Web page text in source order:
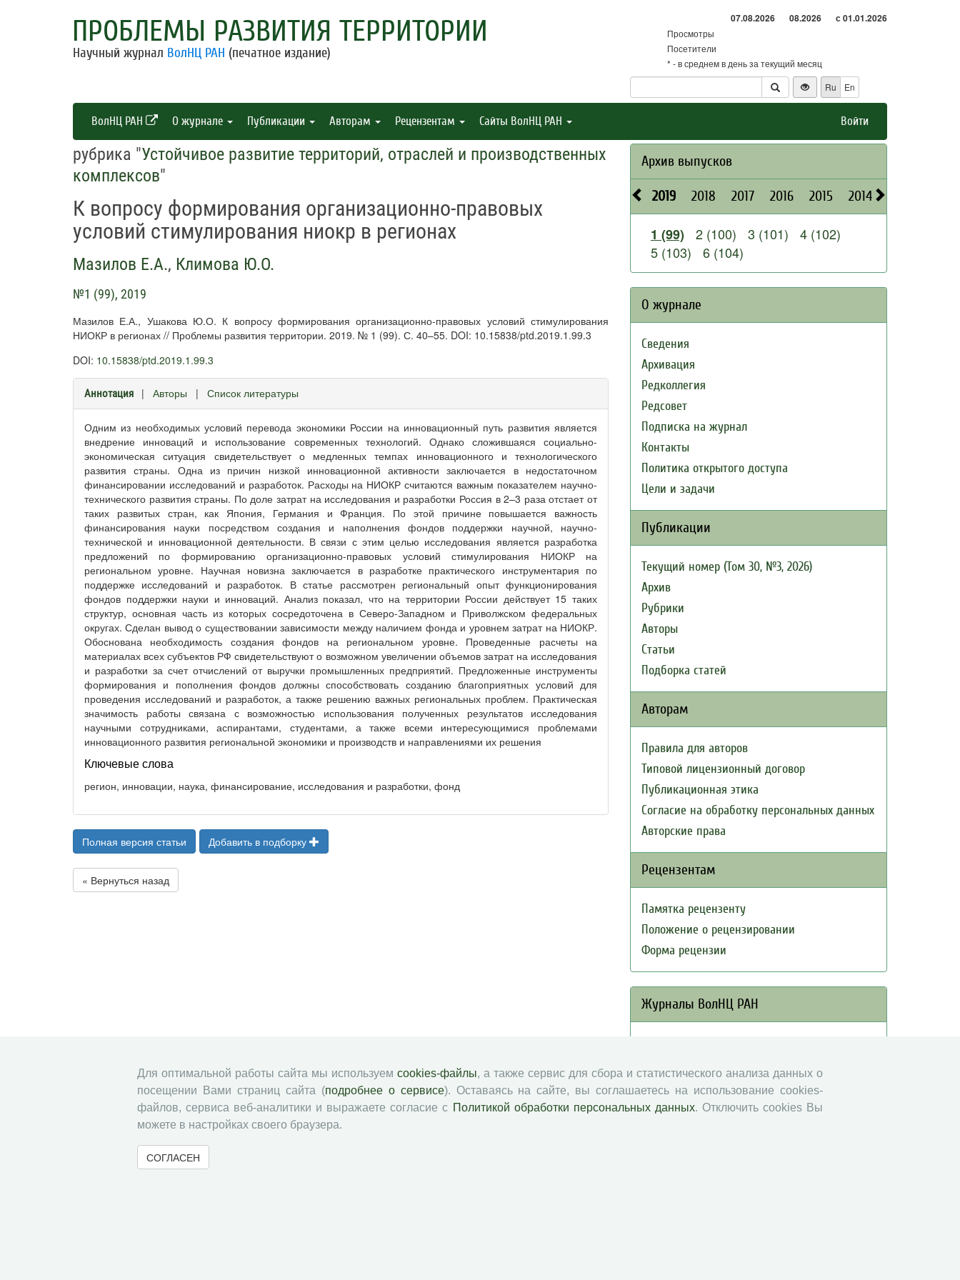
ПРОБЛЕМЫ РАЗВИТИЯ ТЕРРИТОРИИ
Научный журнал ВолНЦ РАН (печатное издание)
07.08.2026 08.2026 с 01.01.2026
Просмотры
Посетители
* - в среднем в день за текущий месяц
Ru
En
ВолНЦ РАН О журнале Публикации Авторам Рецензентам Сайты ВолНЦ РАН Войти
рубрика "Устойчивое развитие территорий, отраслей и производственных
комплексов"
К вопросу формирования организационно-правовых
условий стимулирования ниокр в регионах
Мазилов Е.А., Климова Ю.О.
№1 (99), 2019
Мазилов Е.А., Ушакова Ю.О. К вопросу формирования организационно-правовых условий стимулирования
НИОКР в регионах // Проблемы развития территории. 2019. № 1 (99). С. 40–55. DOI: 10.15838/ptd.2019.1.99.3
DOI: 10.15838/ptd.2019.1.99.3
Аннотация | Авторы | Список литературы
Одним из необходимых условий перевода экономики России на инновационный путь развития является
внедрение инноваций и использование современных технологий. Однако сложившаяся социально-
экономическая ситуация свидетельствует о медленных темпах инновационного и технологического
развития страны. Одна из причин низкой инновационной активности заключается в недостаточном
финансировании исследований и разработок. Расходы на НИОКР считаются важным показателем научно-
технического развития страны. По доле затрат на исследования и разработки Россия в 2–3 раза отстает от
таких развитых стран, как Япония, Германия и Франция. По этой причине повышается важность
финансирования науки посредством создания и наполнения фондов поддержки научной, научно-
технической и инновационной деятельности. В связи с этим целью исследования является разработка
предложений по формированию организационно-правовых условий стимулирования НИОКР на
региональном уровне. Научная новизна заключается в разработке практического инструментария по
поддержке исследований и разработок. В статье рассмотрен региональный опыт функционирования
фондов поддержки науки и инноваций. Анализ показал, что на территории России действует 15 таких
структур, основная часть из которых сосредоточена в Северо-Западном и Приволжском федеральных
округах. Сделан вывод о существовании зависимости между наличием фонда и уровнем затрат на НИОКР.
Обоснована необходимость создания фондов на региональном уровне. Проведенные расчеты на
материалах всех субъектов РФ свидетельствуют о возможном увеличении объемов затрат на исследования
и разработки за счет отчислений от выручки промышленных предприятий. Предложенные инструменты
формирования и пополнения фондов должны способствовать созданию благоприятных условий для
проведения исследований и разработок, а также решению важных региональных проблем. Практическая
значимость работы связана с возможностью использования полученных результатов исследования
научными сотрудниками, аспирантами, студентами, а также всеми интересующимися проблемами
инновационного развития региональной экономики и производств и направлениями их решения
Ключевые слова
регион, инновации, наука, финансирование, исследования и разработки, фонд
Полная версия статьи Добавить в подборку
« Вернуться назад
Архив выпусков
2019 2018 2017 2016 2015 2014
1 (99) 2 (100) 3 (101)
4 (102)
5 (103)
6 (104)
О журнале
Сведения
Архивация
Редколлегия
Редсовет
Подписка на журнал
Контакты
Политика открытого доступа
Цели и задачи
Публикации
Текущий номер (Том 30, №3, 2026)
Архив
Рубрики
Авторы
Статьи
Подборка статей
Авторам
Правила для авторов
Типовой лицензионный договор
Публикационная этика
Согласие на обработку персональных данных
Авторские права
Рецензентам
Памятка рецензенту
Положение о рецензировании
Форма рецензии
Журналы ВолНЦ РАН
Вопросы территориального развития
Социальное пространство
Для оптимальной работы сайта мы используем cookies-файлы, а также сервис для сбора и статистического анализа данных о
посещении Вами страниц сайта (подробнее о сервисе). Оставаясь на сайте, вы соглашаетесь на использование cookies-
файлов, сервиса веб-аналитики и выражаете согласие с Политикой обработки персональных данных. Отключить cookies Вы
можете в настройках своего браузера.
СОГЛАСЕН